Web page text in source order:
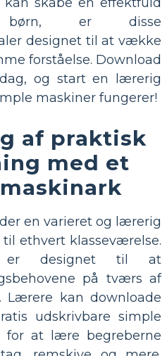
er disse
designet til at vække
forståelse. Download
og start en lærerig
maskiner fungerer!
af praktisk
med et
en varieret og lærerig
til ethvert klasseværelse.
er designet til at
på tværs af
Lærere kan downloade
udskrivbare simple
for at lære begreberne